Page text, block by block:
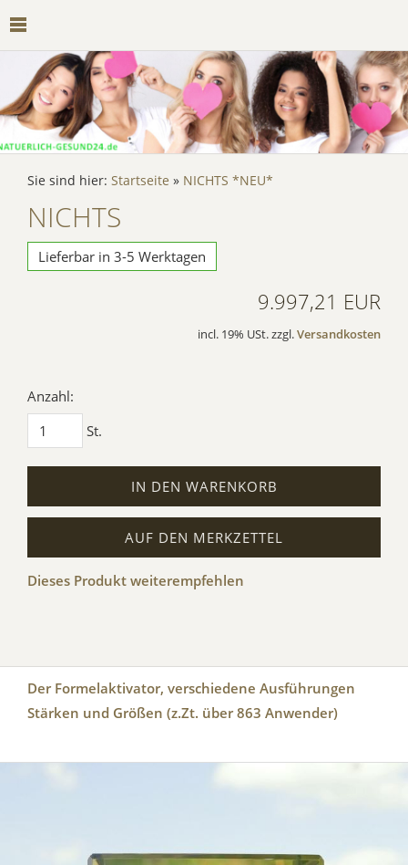
Sie sind hier: Startseite » NICHTS *NEU*
NICHTS
Lieferbar in 3-5 Werktagen
9.997,21 EUR
incl. 19% USt. zzgl.Versandkosten
Anzahl:
St.
IN DEN WARENKORB
AUF DEN MERKZETTEL
Dieses Produkt weiterempfehlen
Der Formelaktivator, verschiedene Ausführungen
Stärken und Größen (z.Zt. über 863 Anwender)